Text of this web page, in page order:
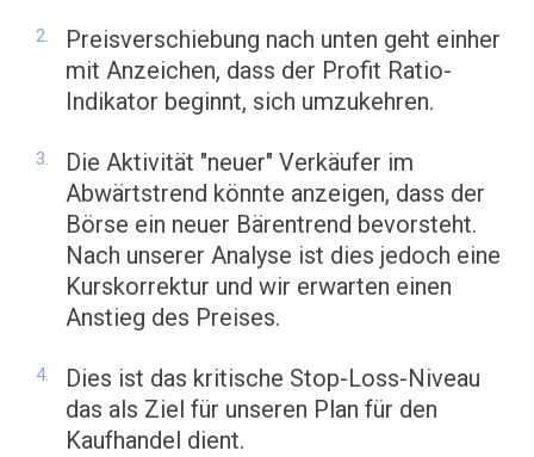
Preisverschiebung nach unten geht einher
mit Anzeichen, dass der Profit Ratio-
Indikator beginnt, sich umzukehren.
Die Aktivität "neuer" Verkäufer im
Abwärtstrend könnte anzeigen, dass der
Börse ein neuer Bärentrend bevorsteht.
Nach unserer Analyse ist dies jedoch eine
Kurskorrektur und wir erwarten einen
Anstieg des Preises.
Dies ist das kritische Stop-Loss-Niveau
das als Ziel für unseren Plan für den
Kaufhandel dient.